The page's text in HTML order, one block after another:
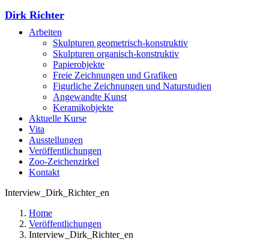
Dirk Richter
Arbeiten
Skulpturen geometrisch-konstruktiv
Skulpturen organisch-konstruktiv
Papierobjekte
Freie Zeichnungen und Grafiken
Figurliche Zeichnungen und Naturstudien
Angewandte Kunst
Keramikobjekte
Aktuelle Kurse
Vita
Ausstellungen
Veröffentlichungen
Zoo-Zeichenzirkel
Kontakt
Interview_Dirk_Richter_en
Home
Veröffentlichungen
Interview_Dirk_Richter_en